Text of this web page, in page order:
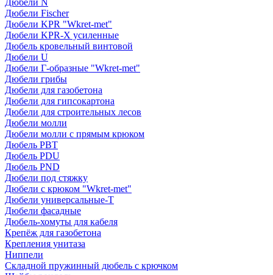
Дюбели N
Дюбели Fischer
Дюбели KPR "Wkret-met"
Дюбели KPR-Х усиленные
Дюбель кровельный винтовой
Дюбели U
Дюбели Г-образные "Wkret-met"
Дюбели грибы
Дюбели для газобетона
Дюбели для гипсокартона
Дюбели для строительных лесов
Дюбели молли
Дюбели молли с прямым крюком
Дюбель PBT
Дюбель PDU
Дюбель PND
Дюбели под стяжку
Дюбели с крюком "Wkret-met"
Дюбели универсальные-Т
Дюбели фасадные
Дюбель-хомуты для кабеля
Крепёж для газобетона
Крепления унитаза
Ниппели
Складной пружинный дюбель с крючком